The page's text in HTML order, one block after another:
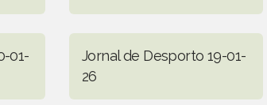
01-
Jornal de Desporto 19-01-
26